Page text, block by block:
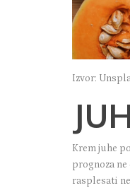
Izvor:
Krem juhe
prognoza
rasplesati